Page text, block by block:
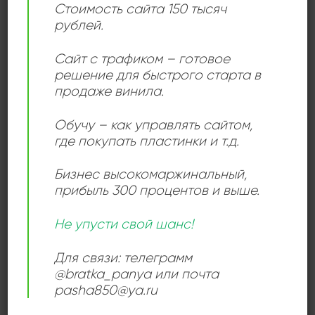
группы New Power Generation, состав которой
практически ежегодно менялся. Принс был введен в
Дата рождения: 7 июня 1958 года, Миннеаполис,
Миннесота, США.
Миннесота, США.
Add to
wishlist
ПОП МУЗЫКА
Стоимость сайта 150 тысяч
рублей.
Сайт с трафиком – готовое
решение для быстрого старта в
продаже винила.
Обучу – как управлять сайтом,
где покупать пластинки и т.д.
Бизнес высокомаржинальный,
прибыль 300 процентов и выше.
Не упусти свой шанс!
Для связи: телеграмм
@bratka_panya или почта
pasha850@ya.ru